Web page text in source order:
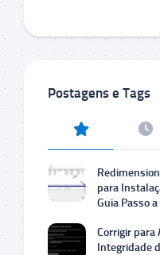
Postagens e Tags
para
Guia Passo
Corrigir para
Integridade